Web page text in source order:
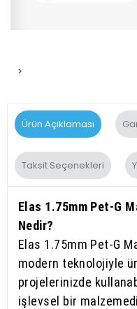
>
Ürün Açıklaması
Taksit Seçenekleri
Elas 1.75mm Pet-G
Nedir?
Elas 1.75mm Pet-G
modern teknolojiyle
projelerinizde
işlevsel bir